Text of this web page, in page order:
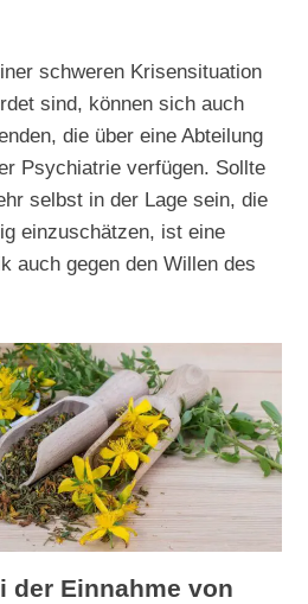
schweren Krisensituation
sind, können sich auch
die über eine Abteilung
Psychiatrie verfügen. Sollte
selbst in der Lage sein, die
einzuschätzen, ist eine
auch gegen den Willen des
der Einnahme von